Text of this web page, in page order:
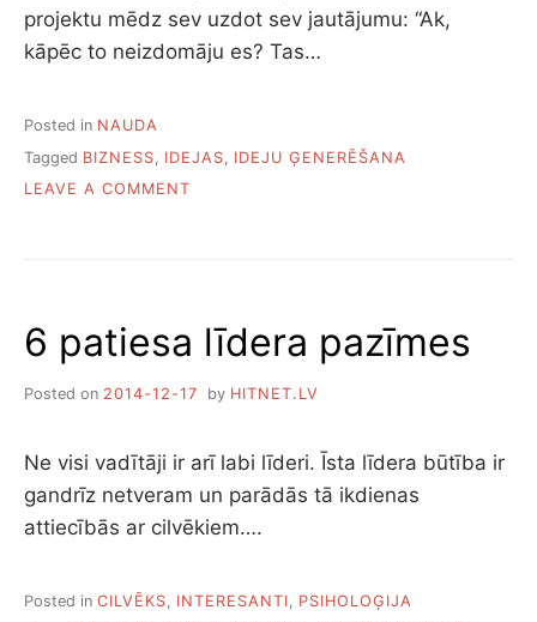
projektu mēdz sev uzdot sev jautājumu: “Ak,
kāpēc to neizdomāju es? Tas…
Posted in NAUDA
Tagged BIZNESS IDEJAS
IDEJU ĢENERĒŠANA
LEAVE A COMMENT
6 patiesa līdera pazīmes
Posted on 2014-12-17 by HITNET.LV
Ne visi vadītāji ir arī labi līderi. Īsta līdera būtība ir
gandrīz netveram un parādās tā ikdienas
attiecībās ar cilvēkiem….
Posted in CILVĒKS, INTERESANTI, PSIHOLOĢIJA